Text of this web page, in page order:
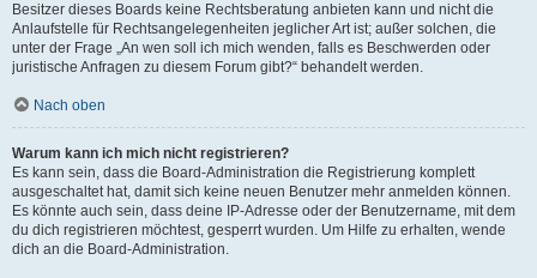
Besitzer dieses Boards keine Rechtsberatung anbieten kann und nicht die
Anlaufstelle für Rechtsangelegenheiten jeglicher Art ist; außer solchen, die
unter der Frage „An wen soll ich mich wenden, falls es Beschwerden oder
juristische Anfragen zu diesem Forum gibt?“ behandelt werden.
Nach oben
Warum kann ich mich nicht registrieren?
Es kann sein, dass die Board-Administration die Registrierung komplett
ausgeschaltet hat, damit sich keine neuen Benutzer mehr anmelden können.
Es könnte auch sein, dass deine IP-Adresse oder der Benutzername, mit dem
du dich registrieren möchtest, gesperrt wurden. Um Hilfe zu erhalten, wende
dich an die Board-Administration.